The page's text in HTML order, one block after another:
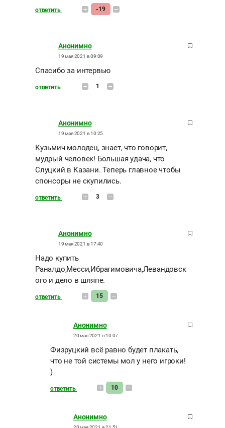
ответить -19
Анонимно
19 мая 2021 в 09:09
Спасибо за интервью
ответить 1
Анонимно
19 мая 2021 в 10:25
Кузьмич молодец, знает, что говорит,
мудрый человек! Большая удача, что
Слуцкий в Казани. Теперь главное чтобы
спонсоры не скупились.
ответить 3
Анонимно
19 мая 2021 в 17:40
Надо купить
Раналдо,Месси,Ибрагимовича,Левандовск
ого и дело в шляпе.
ответить 15
Анонимно
20 мая 2021 в 10:07
Физруцкий всё равно будет плакать,
что не той системы мол у него игроки!
)
ответить 10
Анонимно